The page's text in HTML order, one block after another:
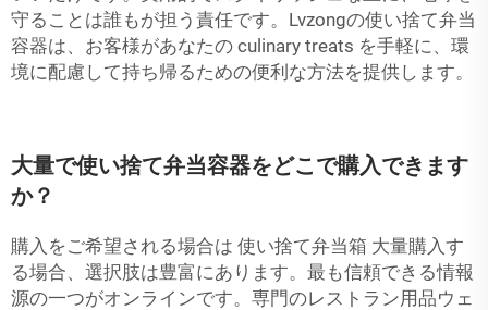
守ることは誰もが担う責任です。Lvzongの使い捨て弁当
容器は、お客様があなたの culinary treats を手軽に、環
境に配慮して持ち帰るための便利な方法を提供します。
大量で使い捨て弁当容器をどこで購入できます
か？
購入をご希望される場合は 使い捨て弁当箱 大量購入す
る場合、選択肢は豊富にあります。最も信頼できる情報
源の一つがオンラインです。専門のレストラン用品ウェ